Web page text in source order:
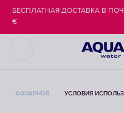
БЕСПЛАТНАЯ ДОСТАВКА В
€
AQUAPHOR УСЛОВИЯ